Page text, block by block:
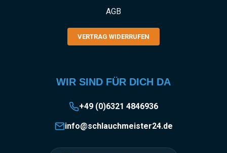
AGB
VERTRAG WIDERRUFEN
WIR SIND FÜR DICH DA
+49 (0)6321 4846936
info@schlauchmeister24.de